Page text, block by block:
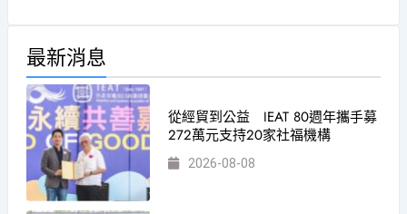
最新消息
從經貿到公益 IEAT 80週年攜手募
272萬元支持20家社福機構
2026-08-08